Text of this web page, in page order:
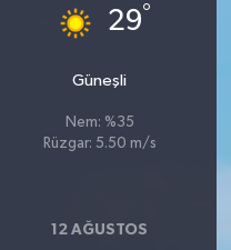
29°
Güneşli
Nem: %35
Rüzgar: 5.50 m/s
12 AĞUSTOS